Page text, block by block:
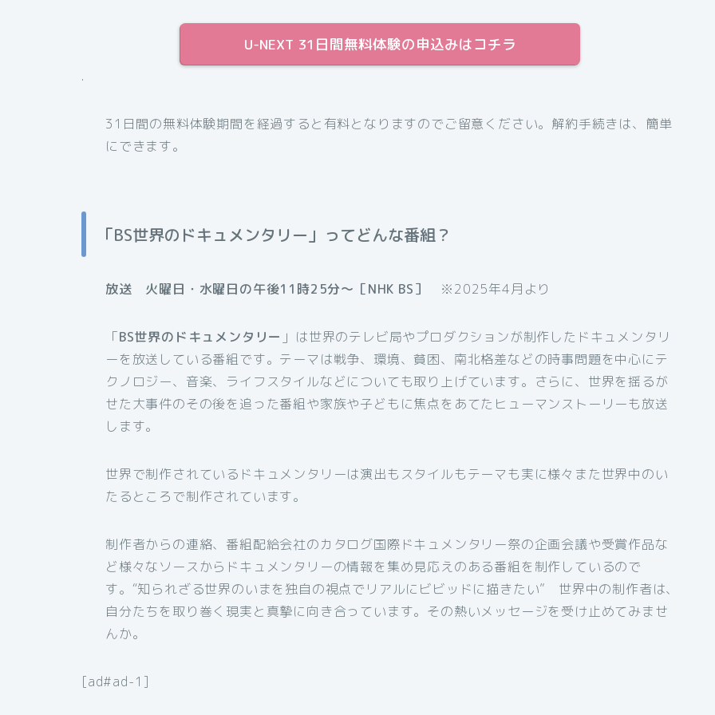
U-NEXT 31日間無料体験の申込みはコチラ
.
31日間の無料体験期間を経過すると有料となりますのでご留意ください。解約手続きは、簡単
にできます。
「BS世界のドキュメンタリー」ってどんな番組？
放送 火曜日・水曜日の午後11時25分～［NHK BS］ ※2025年4月より
「BS世界のドキュメンタリー 」は世界のテレビ局やプロダクションが制作したドキュメンタリ
ーを放送している番組です。テーマは戦争、環境、貧困、南北格差などの時事問題を中心にテ
クノロジー、音楽、ライフスタイルなどについても取り上げています。さらに、世界を揺るが
せた大事件のその後を追った番組や家族や子どもに焦点をあてたヒューマンストーリーも放送
します。
世界で制作されているドキュメンタリーは演出もスタイルもテーマも実に様々また世界中のい
たるところで制作されています。
制作者からの連絡、番組配給会社のカタログ国際ドキュメンタリー祭の企画会議や受賞作品な
ど様々なソースからドキュメンタリーの情報を集め見応えのある番組を制作しているので
す。“知られざる世界のいまを独自の視点でリアルにビビッドに描きたい” 世界中の制作者は、
自分たちを取り巻く現実と真摯に向き合っています。その熱いメッセージを受け止めてみませ
んか。
[ad#ad-1]